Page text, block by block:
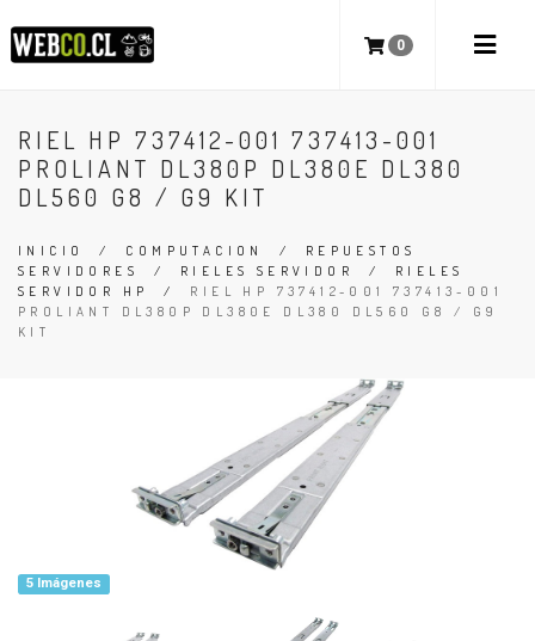
0
RIEL HP 737412-001 737413-001
PROLIANT DL380P DL380E DL380
DL560 G8 / G9 KIT
INICIO / COMPUTACION / REPUESTOS
SERVIDORES
/ RIELES SERVIDOR / RIELES
SERVIDOR HP
/ RIEL HP 737412-001 737413-001
PROLIANT DL380P DL380E DL380 DL560 G8 / G9
KIT
5 Imágenes